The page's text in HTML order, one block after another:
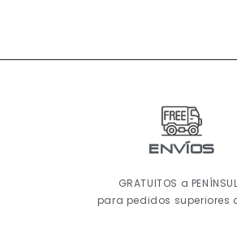
ENVÍOS
GRATUITOS a
para pedidos superiores